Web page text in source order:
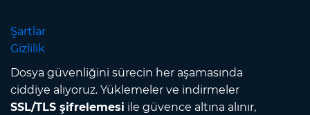
Şartlar
Gizlilik
Dosya güvenliğini sürecin her aşamasında
ciddiye alıyoruz. Yüklemeler ve indirmeler
SSL/TLS şifrelemesi ile güvence altına alınır,